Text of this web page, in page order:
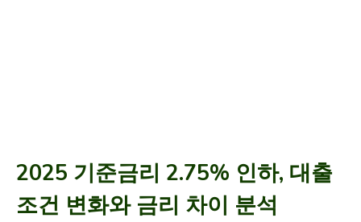
2025 기준금리 2.75% 인하, 대출
조건 변화와 금리 차이 분석